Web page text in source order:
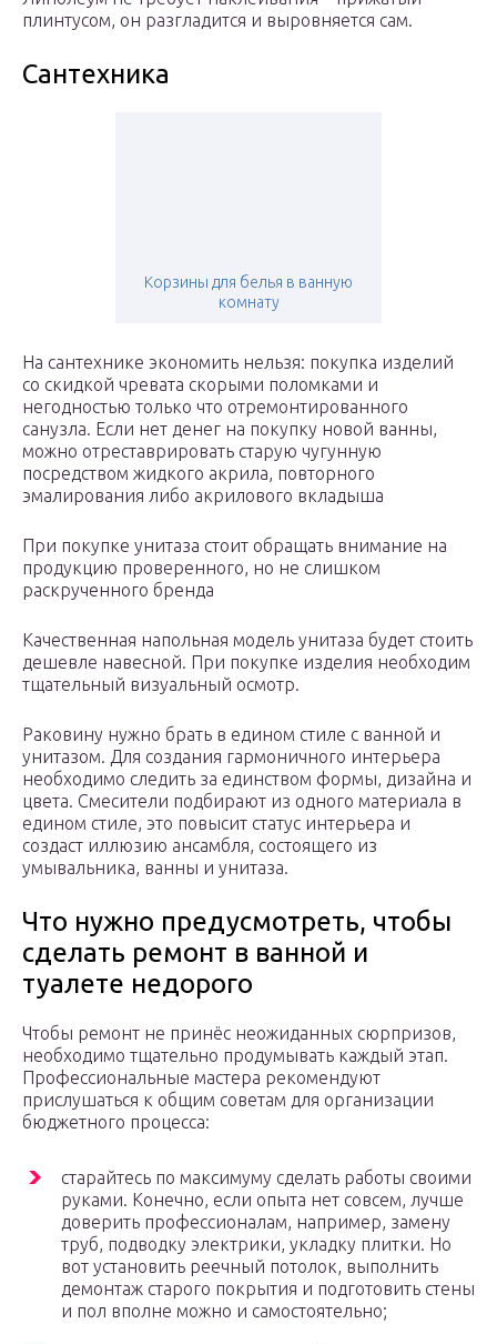
плинтусом, он разгладится и выровняется сам.
Сантехника
Корзины для белья в ванную
комнату
На сантехнике экономить нельзя: покупка изделий
со скидкой чревата скорыми поломками и
негодностью только что отремонтированного
санузла. Если нет денег на покупку новой ванны,
можно отреставрировать старую чугунную
посредством жидкого акрила, повторного
эмалирования либо акрилового вкладыша
При покупке унитаза стоит обращать внимание на
продукцию проверенного, но не слишком
раскрученного бренда
Качественная напольная модель унитаза будет стоить
дешевле навесной. При покупке изделия необходим
тщательный визуальный осмотр.
Раковину нужно брать в едином стиле с ванной и
унитазом. Для создания гармоничного интерьера
необходимо следить за единством формы, дизайна и
цвета. Смесители подбирают из одного материала в
едином стиле, это повысит статус интерьера и
создаст иллюзию ансамбля, состоящего из
умывальника, ванны и унитаза.
Что нужно предусмотреть, чтобы
сделать ремонт в ванной и
туалете недорого
Чтобы ремонт не принёс неожиданных сюрпризов,
необходимо тщательно продумывать каждый этап.
Профессиональные мастера рекомендуют
прислушаться к общим советам для организации
бюджетного процесса:
старайтесь по максимуму сделать работы своими
руками. Конечно, если опыта нет совсем, лучше
доверить профессионалам, например, замену
труб, подводку электрики, укладку плитки. Но
вот установить реечный потолок, выполнить
демонтаж старого покрытия и подготовить стены
и пол вполне можно и самостоятельно;